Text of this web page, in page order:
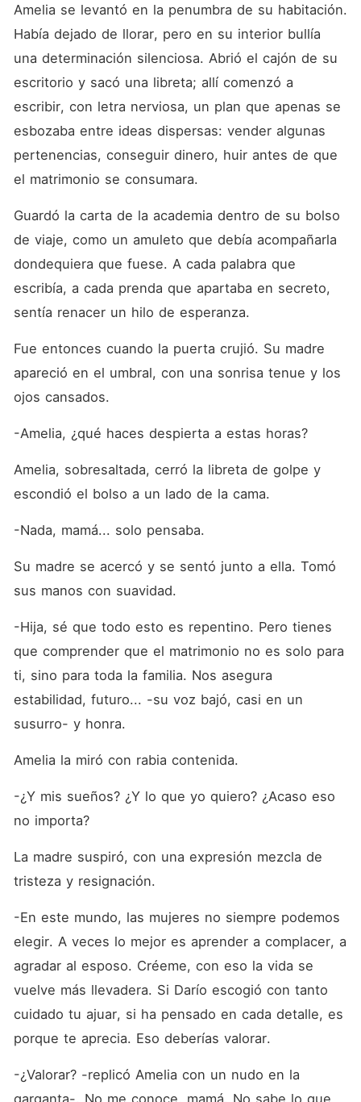
Amelia se levantó en la penumbra de su habitación.
Había dejado de llorar, pero en su interior bullía
una determinación silenciosa. Abrió el cajón de su
escritorio y sacó una libreta; allí comenzó a
escribir, con letra nerviosa, un plan que apenas se
esbozaba entre ideas dispersas: vender algunas
pertenencias, conseguir dinero, huir antes de que
el matrimonio se consumara.
Guardó la carta de la academia dentro de su bolso
de viaje, como un amuleto que debía acompañarla
dondequiera que fuese. A cada palabra que
escribía, a cada prenda que apartaba en secreto,
sentía renacer un hilo de esperanza.
Fue entonces cuando la puerta crujió. Su madre
apareció en el umbral, con una sonrisa tenue y los
ojos cansados.
-Amelia, ¿qué haces despierta a estas horas?
Amelia, sobresaltada, cerró la libreta de golpe y
escondió el bolso a un lado de la cama.
-Nada, mamá... solo pensaba.
Su madre se acercó y se sentó junto a ella. Tomó
sus manos con suavidad.
-Hija, sé que todo esto es repentino. Pero tienes
que comprender que el matrimonio no es solo para
ti, sino para toda la familia. Nos asegura
estabilidad, futuro... -su voz bajó, casi en un
susurro- y honra.
Amelia la miró con rabia contenida.
-¿Y mis sueños? ¿Y lo que yo quiero? ¿Acaso eso
no importa?
La madre suspiró, con una expresión mezcla de
tristeza y resignación.
-En este mundo, las mujeres no siempre podemos
elegir. A veces lo mejor es aprender a complacer, a
agradar al esposo. Créeme, con eso la vida se
vuelve más llevadera. Si Darío escogió con tanto
cuidado tu ajuar, si ha pensado en cada detalle, es
porque te aprecia. Eso deberías valorar.
-¿Valorar? -replicó Amelia con un nudo en la
garganta-. No me conoce, mamá. No sabe lo que